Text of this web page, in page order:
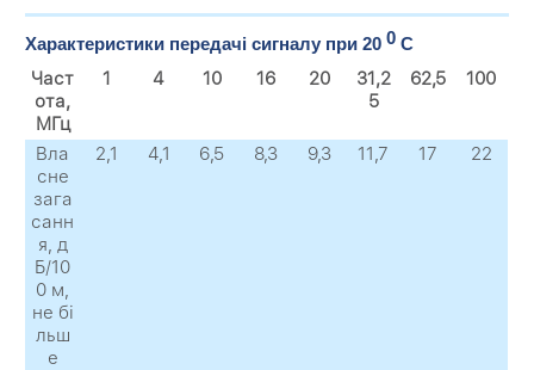
Характеристики передачі сигналу при 20 0 C
Част
ота,
МГц
1 4 10 16 20
31,2
5
62,5 100
Вла
сне
зага
санн
я, д
Б/10
0 м,
не бі
льш
е
2,1 4,1 6,5 8,3 9,3 11,7 17 22